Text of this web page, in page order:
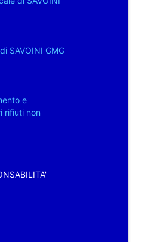
SAVOINI GMG
e
rifiuti non